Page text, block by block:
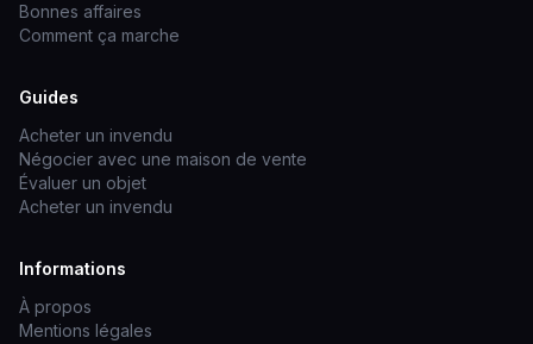
Bonnes affaires
Comment ça marche
Guides
Acheter un invendu
Négocier avec une maison de vente
Évaluer un objet
Acheter un invendu
Informations
À propos
Mentions légales